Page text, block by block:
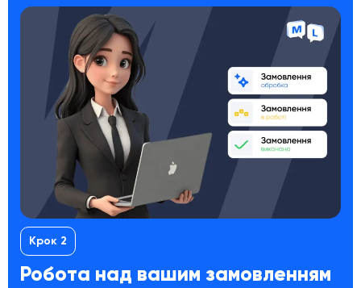
Крок 2
Робота над вашим замовленням